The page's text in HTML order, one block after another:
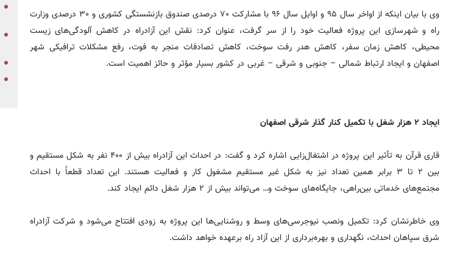
وی با بیان اینکه از اواخر سال ۹۵ و اوایل سال ۹۶ با مشارکت ۷۰ درصدی صندوق بازنشستگی کشوری و ۳۰ درصدی وزارت
راه و شهرسازی این پروژه فعالیت خود را از سر گرفت، عنوان کرد: نقش این آزادراه در کاهش آلودگی‌های زیست
محیطی، کاهش زمان سفر، کاهش هدر رفت سوخت، کاهش تصادفات منجر به فوت، رفع مشکلات ترافیکی شهر
اصفهان و ایجاد ارتباط شمالی – جنوبی و شرقی – غربی در کشور بسیار مؤثر و حائز اهمیت است.
ایجاد ۲ هزار شغل با تکمیل کنار گذار شرقی اصفهان
قاری قرآن به تأثیر این پروژه در اشتغال‌زایی اشاره کرد و گفت: در احداث این آزادراه بیش از ۴۰۰ نفر به شکل مستقیم و
بین ۲ تا ۳ برابر همین تعداد نیز به شکل غیر مستقیم مشغول کار و فعالیت هستند. این تعداد قطعاً با احداث
مجتمع‌های خدماتی بین‌راهی، جایگاه‌های سوخت و… می‌تواند بیش از ۲ هزار شغل دائم ایجاد کند.
وی خاطرنشان کرد: تکمیل ونصب نیوجرسی‌های وسط و روشنایی‌ها این پروژه به زودی افتتاح می‌شود و شرکت آزادراه
شرق سپاهان احداث، نگهداری و بهره‌برداری از این آزاد راه برعهده خواهد داشت.